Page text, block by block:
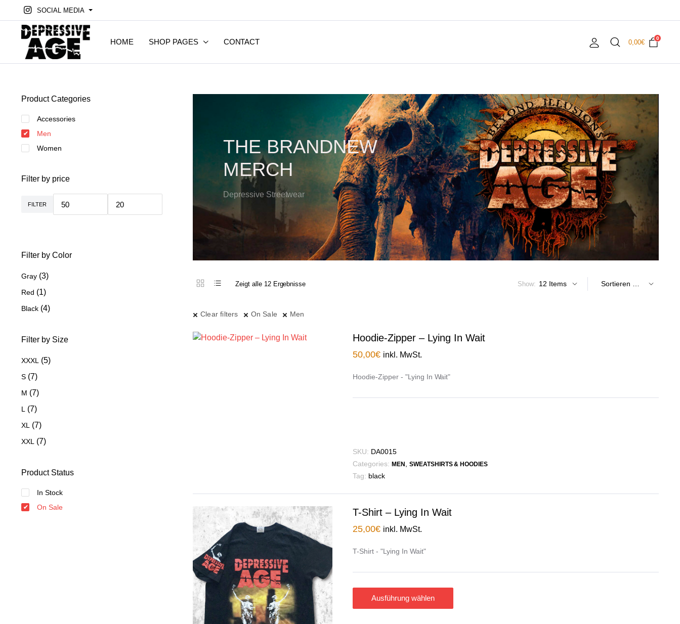
SOCIAL MEDIA
HOME SHOP PAGES CONTACT 0,00€
0
THE BRANDNEW
MERCH
Depressive Streetwear
Zeigt alle 12 Ergebnisse Show:
Clear filters On Sale Men
Hoodie-Zipper – Lying In Wait
50,00€ inkl. MwSt.
Hoodie-Zipper - "Lying In Wait"
SKU: DA0015
Categories: MEN SWEATSHIRTS & HOODIES
Tag: black
T-Shirt – Lying In Wait
25,00€ inkl. MwSt.
T-Shirt - "Lying In Wait"
Ausführung wählen
Product Categories
Accessories
Men
Women
Filter by price
FILTER
Filter by Color
Gray (3)
Red (1)
Black (4)
Filter by Size
XXXL (5)
S (7)
M (7)
L (7)
XL (7)
XXL (7)
Product Status
In Stock
On Sale